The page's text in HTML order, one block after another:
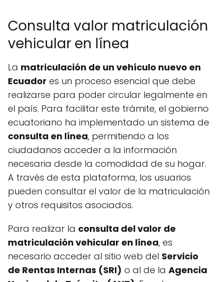
Consulta valor matriculación
vehicular en línea
La matriculación de un vehículo nuevo en
Ecuador es un proceso esencial que debe
realizarse para poder circular legalmente en
el país. Para facilitar este trámite, el gobierno
ecuatoriano ha implementado un sistema de
consulta en línea, permitiendo a los
ciudadanos acceder a la información
necesaria desde la comodidad de su hogar.
A través de esta plataforma, los usuarios
pueden consultar el valor de la matriculación
y otros requisitos asociados.
Para realizar la consulta del valor de
matriculación vehicular en línea, es
necesario acceder al sitio web del Servicio
de Rentas Internas (SRI) o al de la Agencia